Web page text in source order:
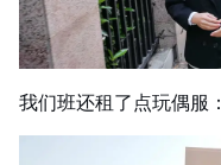
我们班还租了点玩偶服：